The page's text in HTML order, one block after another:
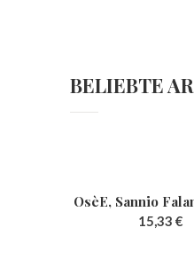
BELIEBTE
OsèE, Sannio
15,33 €